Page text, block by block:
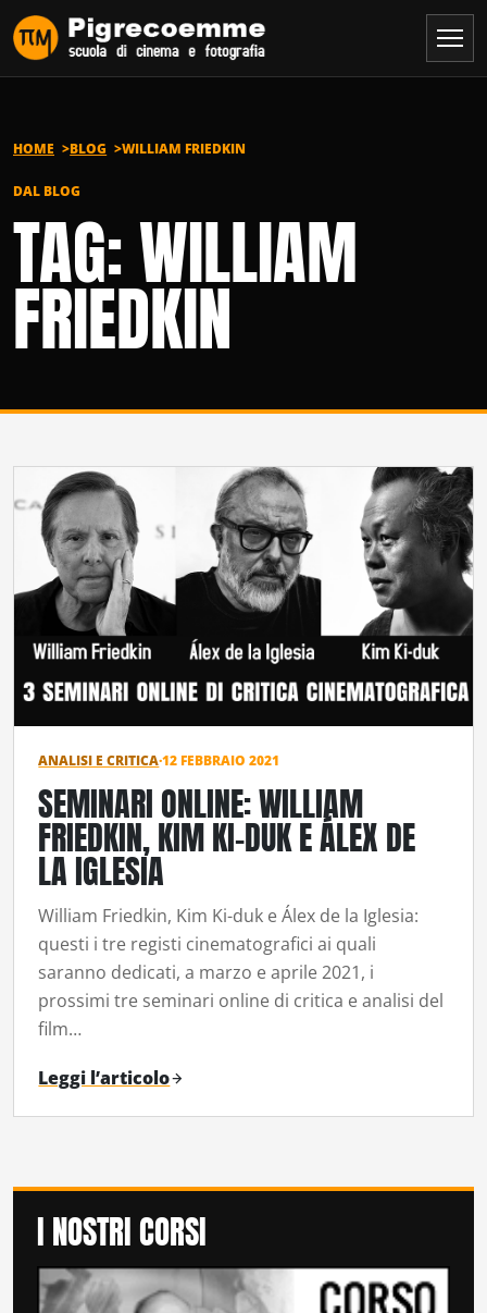
Vai al contenuto
HOME BLOG WILLIAM FRIEDKIN
DAL BLOG
TAG: WILLIAM
FRIEDKIN
ANALISI E CRITICA·12 FEBBRAIO 2021
SEMINARI ONLINE: WILLIAM
FRIEDKIN, KIM KI-DUK E ÁLEX DE
LA IGLESIA
William Friedkin, Kim Ki-duk e Álex de la Iglesia:
questi i tre registi cinematografici ai quali
saranno dedicati, a marzo e aprile 2021, i
prossimi tre seminari online di critica e analisi del
film…
Leggi l’articolo
I NOSTRI CORSI